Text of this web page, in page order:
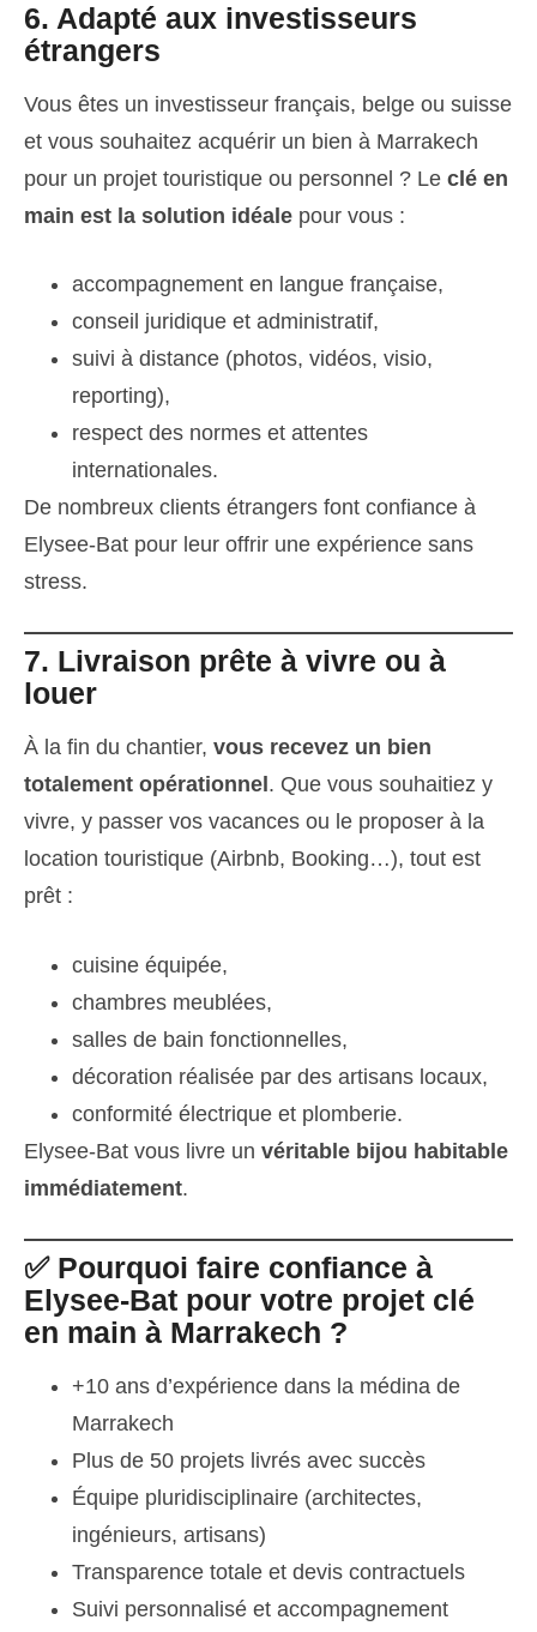
6. Adapté aux investisseurs
étrangers
Vous êtes un investisseur français, belge ou suisse
et vous souhaitez acquérir un bien à Marrakech
pour un projet touristique ou personnel ? Le clé en
main est la solution idéale pour vous :
accompagnement en langue française,
conseil juridique et administratif,
suivi à distance (photos, vidéos, visio,
reporting),
respect des normes et attentes
internationales.
De nombreux clients étrangers font confiance à
Elysee-Bat pour leur offrir une expérience sans
stress.
7. Livraison prête à vivre ou à
louer
À la fin du chantier, vous recevez un bien
totalement opérationnel . Que vous souhaitiez y
vivre, y passer vos vacances ou le proposer à la
location touristique (Airbnb, Booking…), tout est
prêt :
cuisine équipée,
chambres meublées,
salles de bain fonctionnelles,
décoration réalisée par des artisans locaux,
conformité électrique et plomberie.
Elysee-Bat vous livre un véritable bijou habitable
immédiatement.
✅ Pourquoi faire confiance à
Elysee-Bat pour votre projet clé
en main à Marrakech ?
+10 ans d’expérience dans la médina de
Marrakech
Plus de 50 projets livrés avec succès
Équipe pluridisciplinaire (architectes,
ingénieurs, artisans)
Transparence totale et devis contractuels
Suivi personnalisé et accompagnement